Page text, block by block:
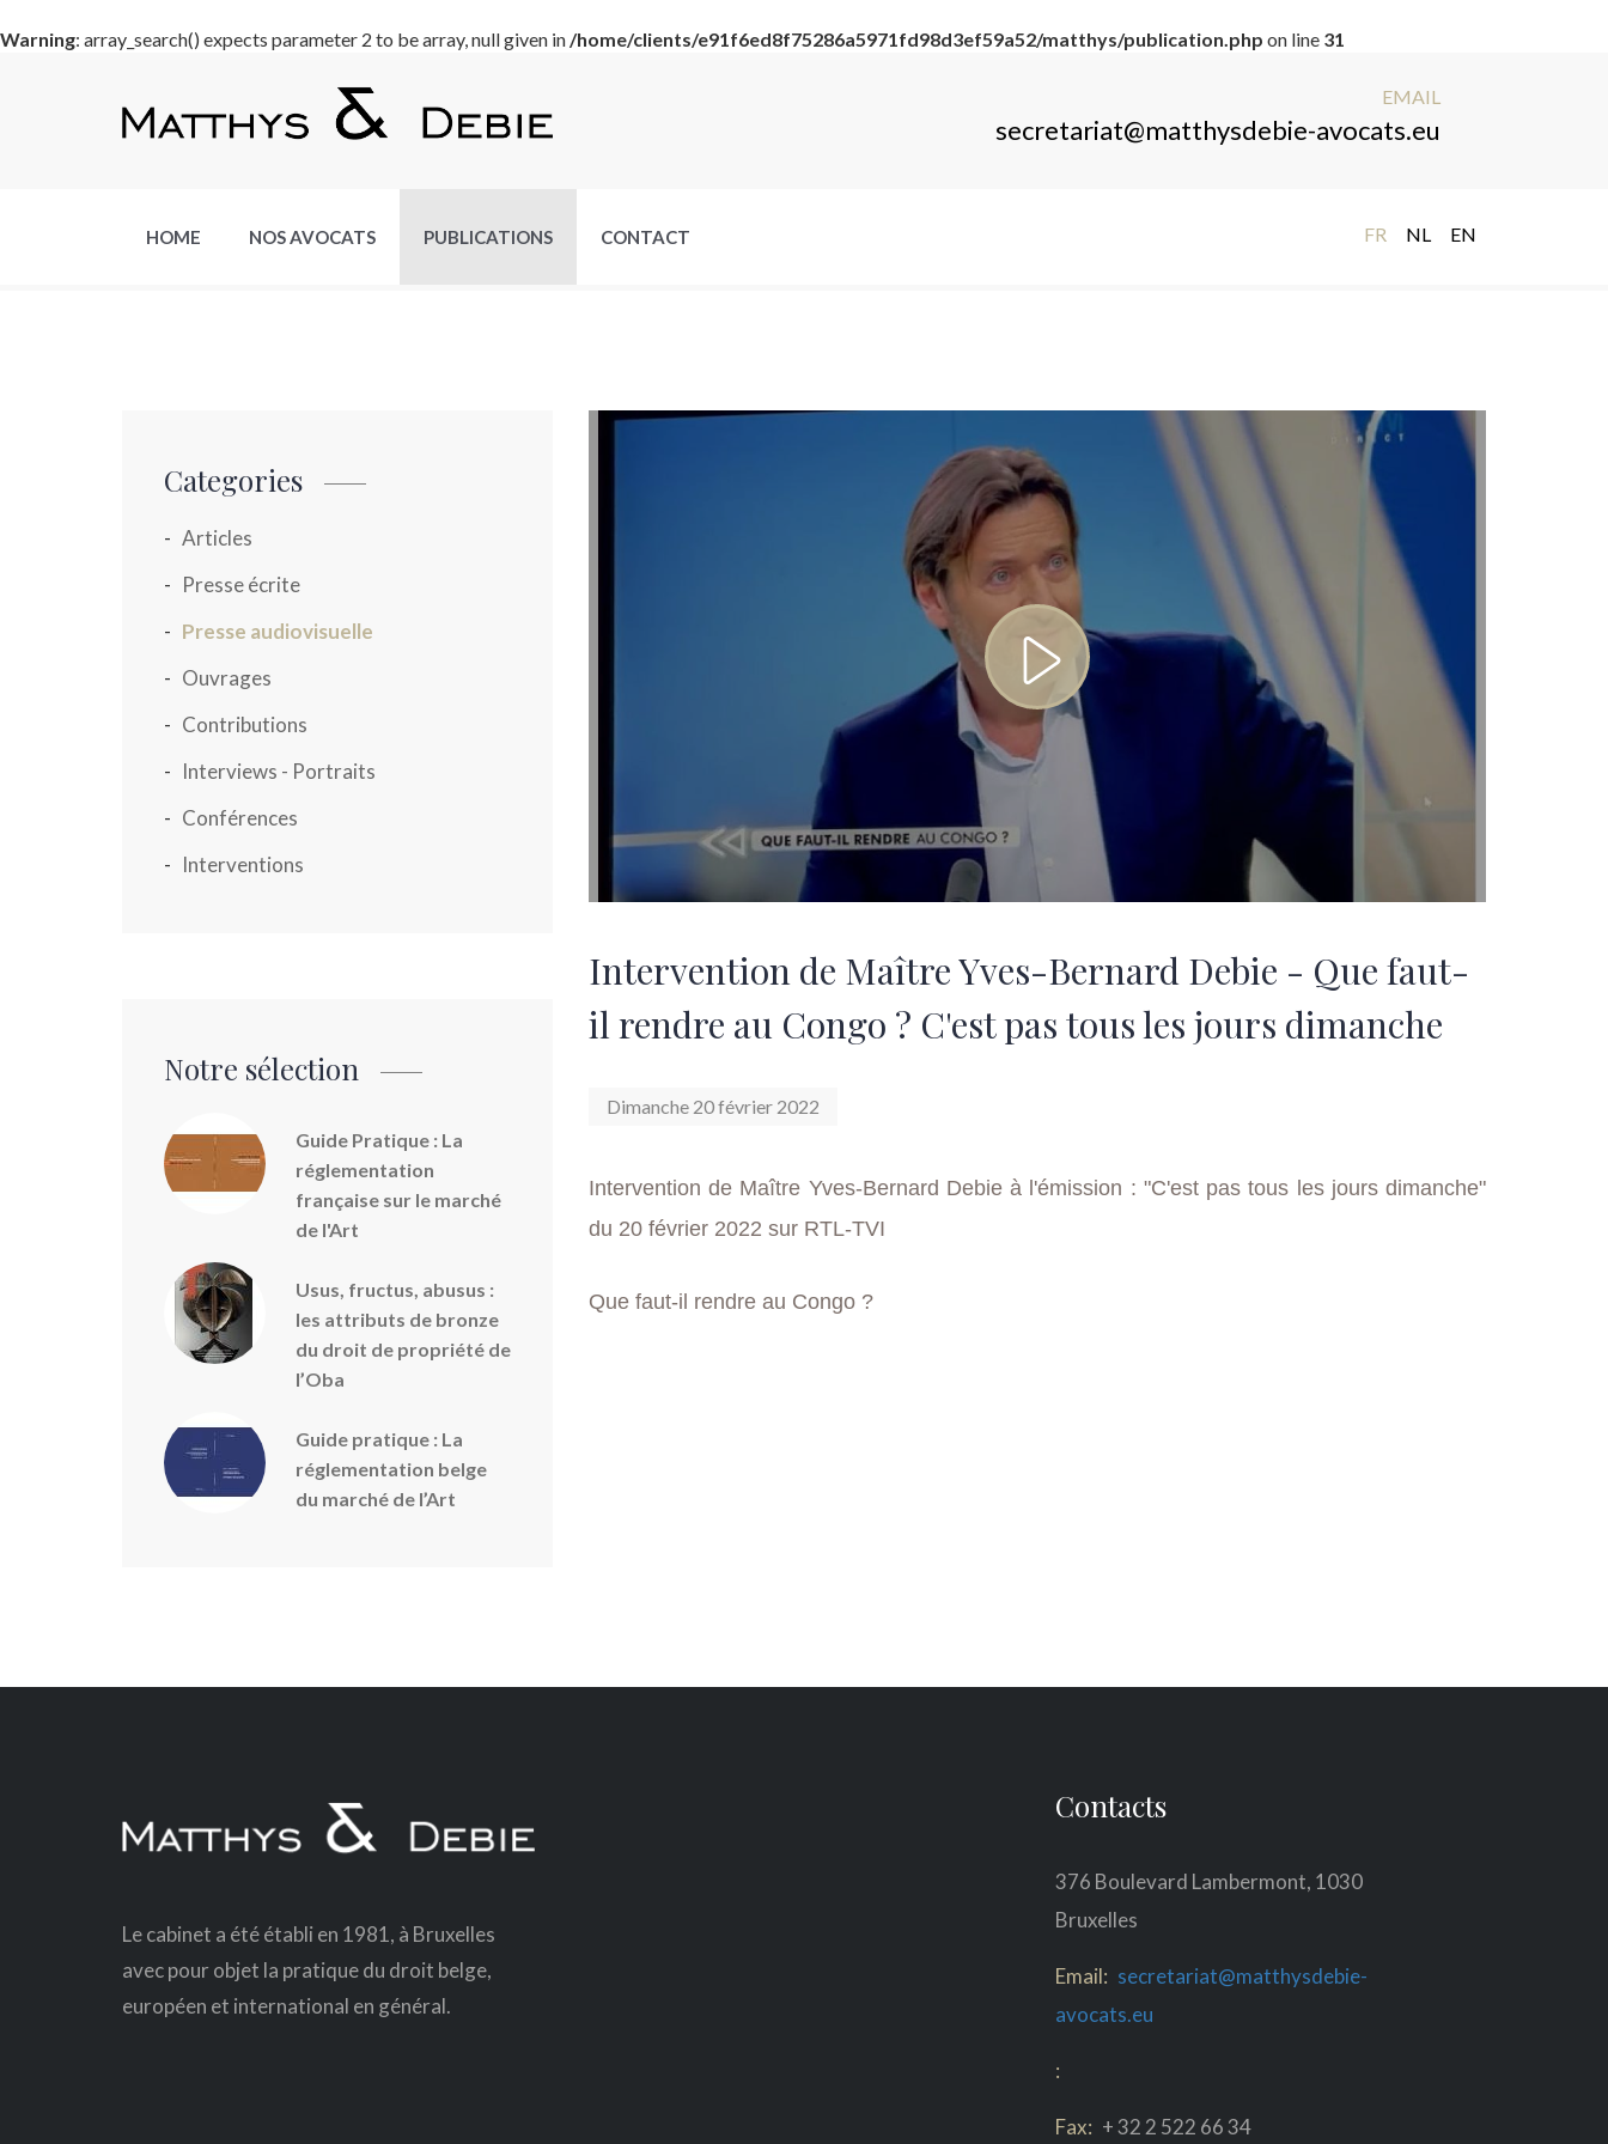
Warning: array_search() expects parameter 2 to be array, null given in/home/clients/e91f6ed8f75286a5971fd98d3ef59a52/matthys/publication.php on line 31
EMAIL
secretariat@matthysdebie-avocats.eu
HOME NOS AVOCATS PUBLICATIONS CONTACT FR NL EN
Intervention de Maître Yves-Bernard Debie - Que faut-
il rendre au Congo ? C'est pas tous les jours dimanche
Dimanche 20 février 2022
Intervention de Maître Yves-Bernard Debie à l'émission : "C'est pas tous les jours dimanche"
du 20 février 2022 sur RTL-TVI
Que faut-il rendre au Congo ?
Categories
Articles
Presse écrite
Presse audiovisuelle
Ouvrages
Contributions
Interviews - Portraits
Conférences
Interventions
Notre sélection
Guide Pratique : La
réglementation
française sur le marché
de l'Art
Usus, fructus, abusus :
les attributs de bronze
du droit de propriété de
l’Oba
Guide pratique : La
réglementation belge
du marché de l’Art
Le cabinet a été établi en 1981, à Bruxelles
avec pour objet la pratique du droit belge,
européen et international en général.
Contacts
376 Boulevard Lambermont, 1030
Bruxelles
Email: secretariat@matthysdebie-
avocats.eu
:
Fax: + 32 2 522 66 34